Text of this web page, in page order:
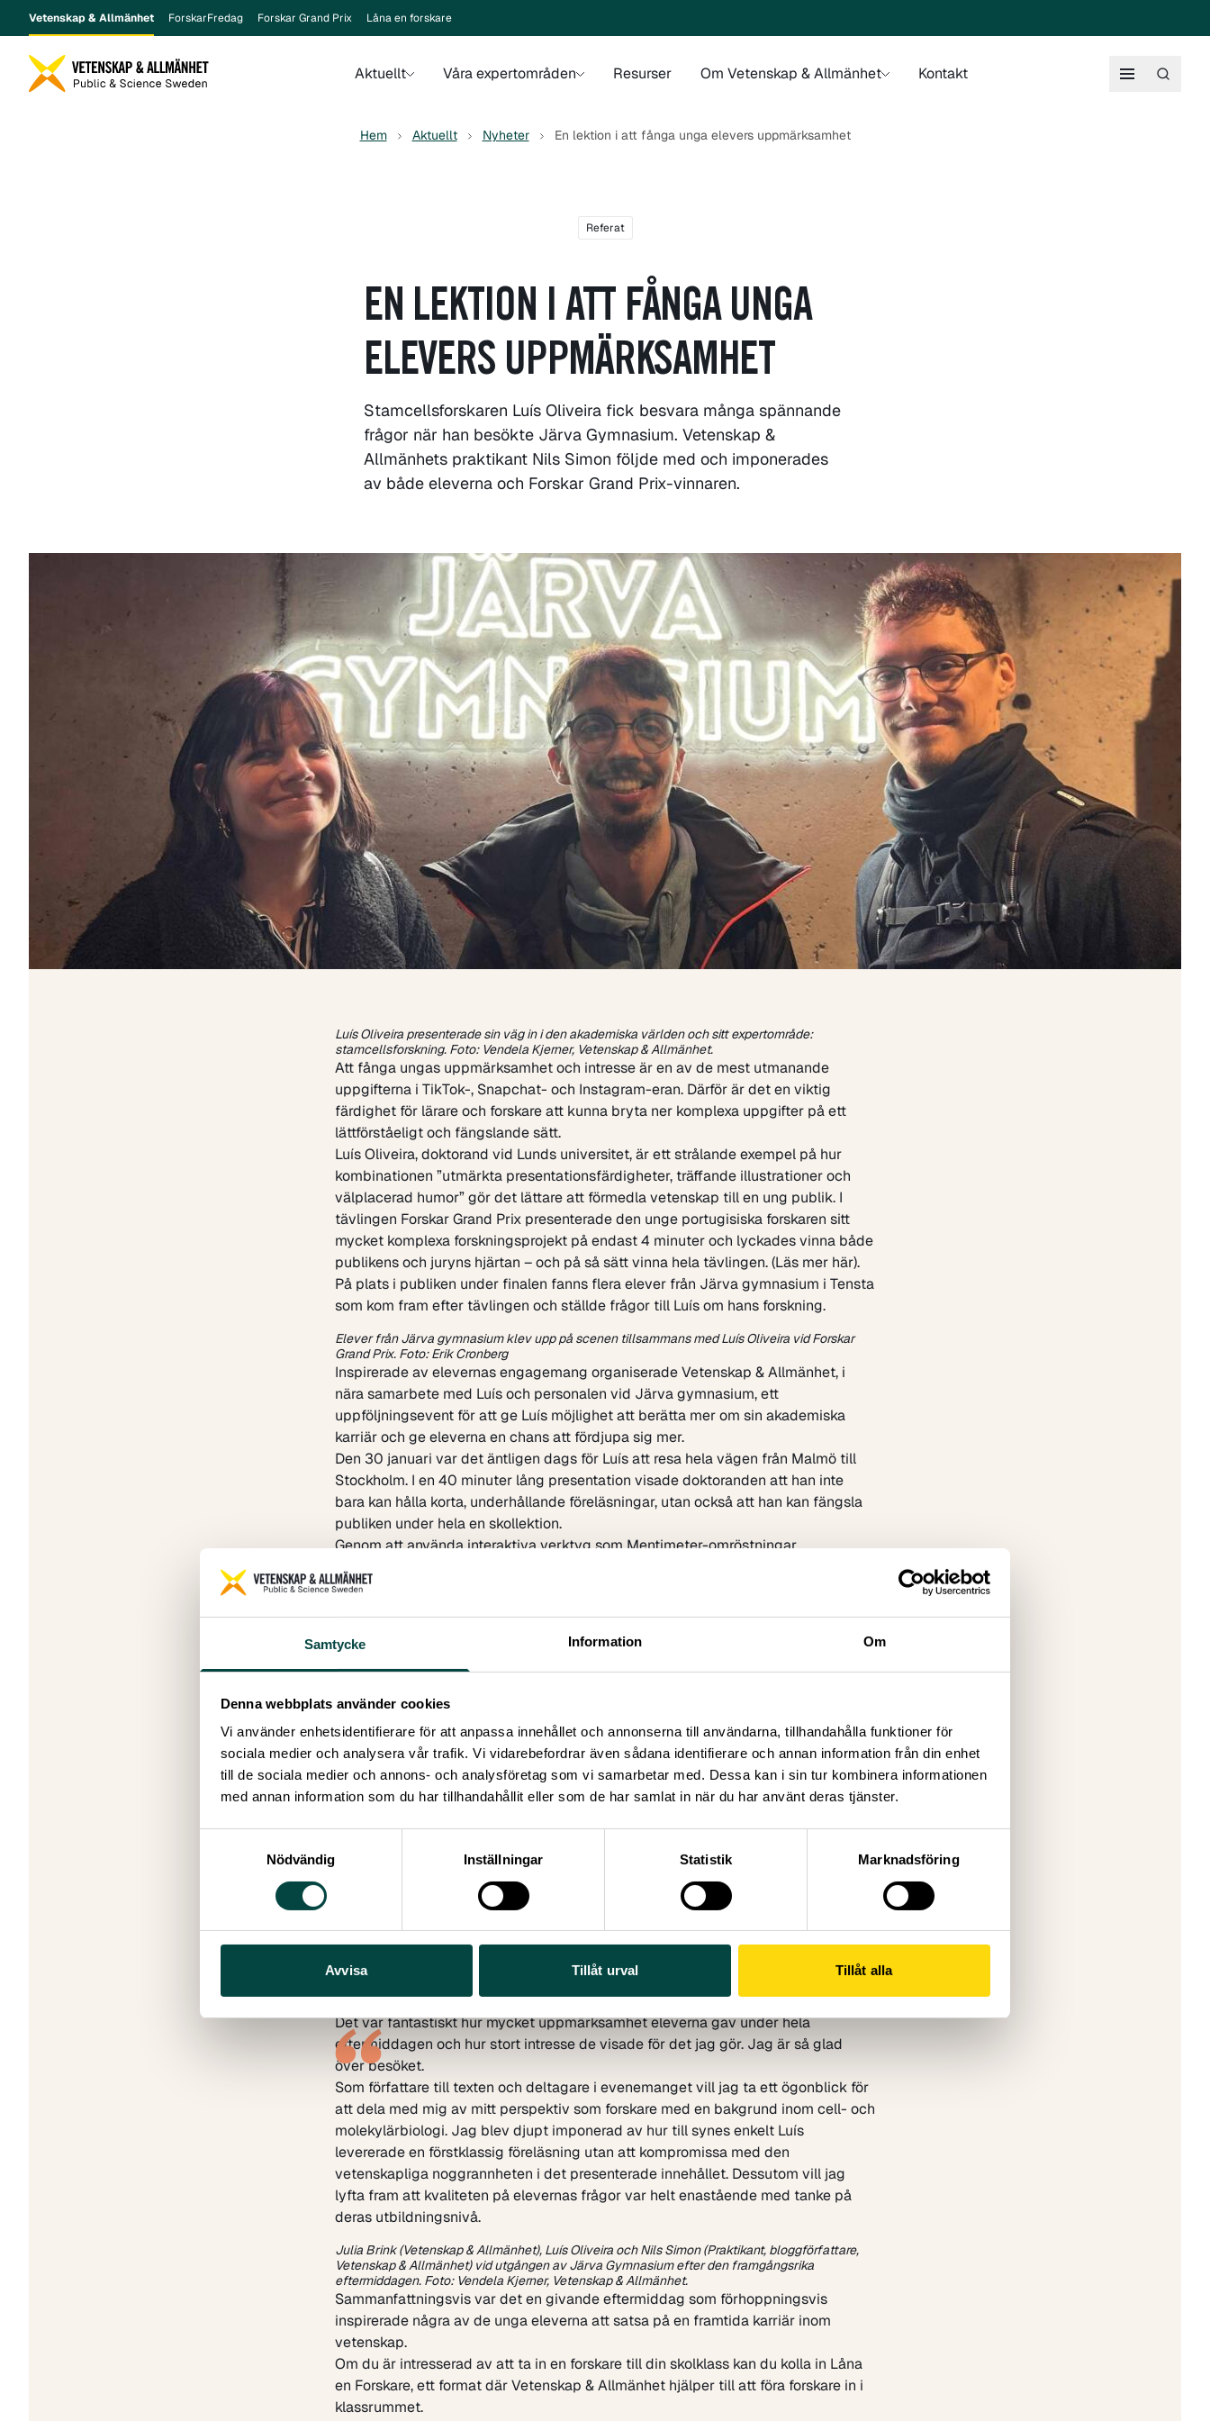
Samtycke Information Om
Denna webbplats använder cookies
Vi använder enhetsidentifierare för att anpassa innehållet och annonserna till användarna, tillhandahålla funktioner för
sociala medier och analysera vår trafik. Vi vidarebefordrar även sådana identifierare och annan information från din enhet
till de sociala medier och annons- och analysföretag som vi samarbetar med. Dessa kan i sin tur kombinera informationen
med annan information som du har tillhandahållit eller som de har samlat in när du har använt deras tjänster.
Nödvändig
Inställningar Statistik Marknadsföring
Avvisa Tillåt urval Tillåt alla
Vetenskap & Allmänhet ForskarFredag Forskar Grand Prix Låna en forskare
Aktuellt Våra expertområden Resurser Om Vetenskap & Allmänhet Kontakt
Hem Aktuellt Nyheter En lektion i att fånga unga elevers uppmärksamhet
Referat
EN LEKTION I ATT FÅNGA UNGA
ELEVERS UPPMÄRKSAMHET
Stamcellsforskaren Luís Oliveira fick besvara många spännande
frågor när han besökte Järva Gymnasium. Vetenskap &
Allmänhets praktikant Nils Simon följde med och imponerades
av både eleverna och Forskar Grand Prix-vinnaren.
Luís Oliveira presenterade sin väg in i den akademiska världen och sitt expertområde:
stamcellsforskning. Foto: Vendela Kjerner, Vetenskap & Allmänhet.
Att fånga ungas uppmärksamhet och intresse är en av de mest utmanande
uppgifterna i TikTok-, Snapchat- och Instagram-eran. Därför är det en viktig
färdighet för lärare och forskare att kunna bryta ner komplexa uppgifter på ett
lättförståeligt och fängslande sätt.
Luís Oliveira, doktorand vid Lunds universitet, är ett strålande exempel på hur
kombinationen ”utmärkta presentationsfärdigheter, träffande illustrationer och
välplacerad humor” gör det lättare att förmedla vetenskap till en ung publik. I
tävlingen Forskar Grand Prix presenterade den unge portugisiska forskaren sitt
mycket komplexa forskningsprojekt på endast 4 minuter och lyckades vinna både
publikens och juryns hjärtan – och på så sätt vinna hela tävlingen. (Läs mer här).
På plats i publiken under finalen fanns flera elever från Järva gymnasium i Tensta
som kom fram efter tävlingen och ställde frågor till Luís om hans forskning.
Elever från Järva gymnasium klev upp på scenen tillsammans med Luís Oliveira vid Forskar
Grand Prix. Foto: Erik Cronberg
Inspirerade av elevernas engagemang organiserade Vetenskap & Allmänhet, i
nära samarbete med Luís och personalen vid Järva gymnasium, ett
uppföljningsevent för att ge Luís möjlighet att berätta mer om sin akademiska
karriär och ge eleverna en chans att fördjupa sig mer.
Den 30 januari var det äntligen dags för Luís att resa hela vägen från Malmö till
Stockholm. I en 40 minuter lång presentation visade doktoranden att han inte
bara kan hålla korta, underhållande föreläsningar, utan också att han kan fängsla
publiken under hela en skollektion.
Genom att använda interaktiva verktyg som Mentimeter-omröstningar
förvandlade Luís sin presentation till en engagerande aktivitet och berättade om
hur det gick till när han började sina doktorandstudier. Han förklarade samtidigt
Efter Luís presentation var det dags för eleverna att ställa sina frågor. Det fanns
ett stort intresse för både hans karriärval och hans nuvarande forskning.
Hur mycket tjänar en forskare?
lönenivå ser ut till mer invecklade frågor om Luís vetenskapliga upptäckter.
Dessutom frågade en av eleverna Luís om han kunde hjälpa till med deras
kemiläxa, vilket han artigt fick avböja.
Vad hoppas du på med din forskning på kort och lång sikt?
Även efter evenemanget var eleverna genuint nyfikna på Luís och hans arbete. Till
stamcellsforskning och immunsystemet.
Luís svarar på Kalbinurs intressanta frågor och fördjupade sig i sin forskning och dess
Efter evenemanget var Luís mycket imponerad av den höga vetenskapliga nivån
gav under hela eftermiddagen och hur stort intresse de visade för det jag gör.
Jag är så glad över besöket.”
Det var fantastiskt hur mycket uppmärksamhet eleverna gav under hela
eftermiddagen och hur stort intresse de visade för det jag gör. Jag är så glad
över besöket.
Som författare till texten och deltagare i evenemanget vill jag ta ett ögonblick för
att dela med mig av mitt perspektiv som forskare med en bakgrund inom cell- och
molekylärbiologi. Jag blev djupt imponerad av hur till synes enkelt Luís
levererade en förstklassig föreläsning utan att kompromissa med den
vetenskapliga noggrannheten i det presenterade innehållet. Dessutom vill jag
lyfta fram att kvaliteten på elevernas frågor var helt enastående med tanke på
deras utbildningsnivå.
Julia Brink (Vetenskap & Allmänhet), Luís Oliveira och Nils Simon (Praktikant, bloggförfattare,
Vetenskap & Allmänhet) vid utgången av Järva Gymnasium efter den framgångsrika
eftermiddagen. Foto: Vendela Kjerner, Vetenskap & Allmänhet.
Sammanfattningsvis var det en givande eftermiddag som förhoppningsvis
inspirerade några av de unga eleverna att satsa på en framtida karriär inom
vetenskap.
Om du är intresserad av att ta in en forskare till din skolklass kan du kolla in Låna
en Forskare, ett format där Vetenskap & Allmänhet hjälper till att föra forskare in i
klassrummet.